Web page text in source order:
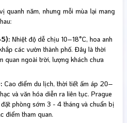
quanh năm, nhưng mỗi mùa lại mang
Nhiệt độ dễ chịu 10–18°C, hoa anh
các vườn thành phố. Đây là thời
quan ngoài trời, lượng khách chưa
Cao điểm du lịch, thời tiết ấm áp 20–
và văn hóa diễn ra liên tục. Prague
phòng sớm 3 - 4 tháng và chuẩn bị
điểm tham quan.